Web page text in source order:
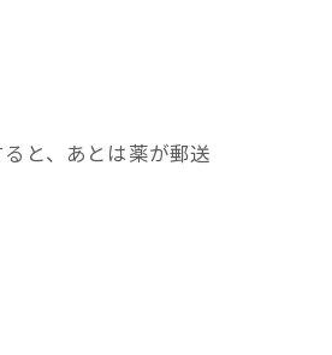
と、あとは薬が郵送